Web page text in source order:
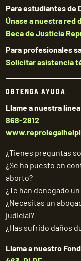
Para estudiantes de
Únase a nuestra red
Beca de Justicia
Para profesionales
Solicitar asistencia
OBTENGA AYUDA
Llame a nuestra
868-2812
¿Tienes preguntas
¿Se ha puesto en
aborto?
¿Te han denegado
¿Necesitas un
judicial?
¿Has sufrido daños
Llama a nuestro